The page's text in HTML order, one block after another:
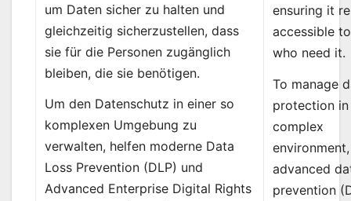
um Daten sicher zu halten und
gleichzeitig sicherzustellen, dass
sie für die Personen zugänglich
bleiben, die sie benötigen.
Um den Datenschutz in einer so
komplexen Umgebung zu
verwalten, helfen moderne Data
Loss Prevention (DLP) und
Advanced Enterprise Digital Rights
ensuring it
accessible
who need it.
To manage
protection in
complex
environment,
advanced
prevention